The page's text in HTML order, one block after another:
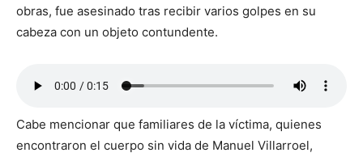
obras, fue asesinado tras recibir varios golpes en su
cabeza con un objeto contundente.
Cabe mencionar que familiares de la víctima, quienes
encontraron el cuerpo sin vida de Manuel Villarroel,